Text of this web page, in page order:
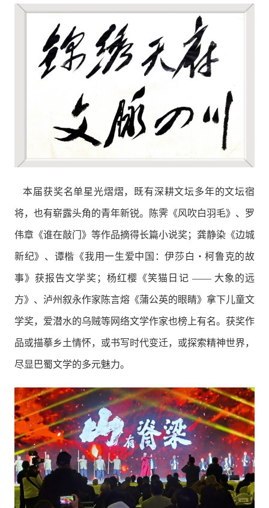
本届获奖名单星光熠熠，既有深耕文坛多年的文坛宿
将，也有崭露头角的青年新锐。陈霁《风吹白羽毛》、罗
伟章《谁在敲门》等作品摘得长篇小说奖；龚静染《边城
新纪》、谭楷《我用一生爱中国：伊莎白・柯鲁克的故
事》获报告文学奖；杨红樱《笑猫日记 —— 大象的远
方》、泸州叙永作家陈言熔《蒲公英的眼睛》拿下儿童文
学奖，爱潜水的乌贼等网络文学作家也榜上有名。获奖作
品或描摹乡土情怀，或书写时代变迁，或探索精神世界，
尽显巴蜀文学的多元魅力。